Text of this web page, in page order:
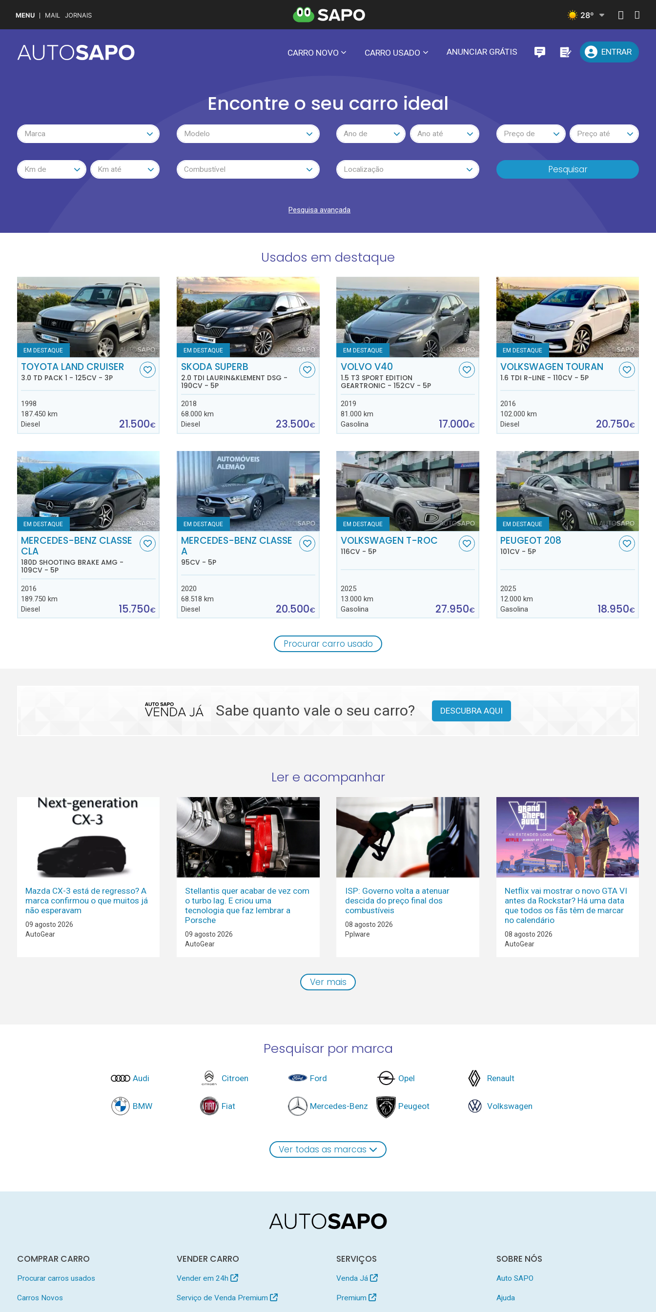
MENU MAIL JORNAIS 28º
CARRO NOVO CARRO USADO ANUNCIAR GRÁTIS ENTRAR
Encontre o seu carro ideal
Marca Modelo Ano de Ano até Preço de Preço até
Km de Km até Combustível Localização Pesquisar
Pesquisa avançada
Usados em destaque
EM DESTAQUE
TOYOTA LAND CRUISER
3.0 TD PACK 1 - 125CV - 3P
1998
187.450 km
Diesel
21.500€
EM DESTAQUE
SKODA SUPERB
2.0 TDI LAURIN&KLEMENT DSG -
190CV - 5P
2018
68.000 km
Diesel
23.500€
EM DESTAQUE
VOLVO V40
1.5 T3 SPORT EDITION
GEARTRONIC - 152CV - 5P
2019
81.000 km
Gasolina
17.000€
EM DESTAQUE
VOLKSWAGEN TOURAN
1.6 TDI R-LINE - 110CV - 5P
2016
102.000 km
Diesel
20.750€
EM DESTAQUE
MERCEDES-BENZ CLASSE
CLA
180D SHOOTING BRAKE AMG -
109CV - 5P
2016
189.750 km
Diesel
15.750€
EM DESTAQUE
MERCEDES-BENZ CLASSE
A
95CV - 5P
2020
68.518 km
Diesel
20.500€
EM DESTAQUE
VOLKSWAGEN T-ROC
116CV - 5P
2025
13.000 km
Gasolina
27.950€
EM DESTAQUE
PEUGEOT 208
101CV - 5P
2025
12.000 km
Gasolina
18.950€
Procurar carro usado
Sabe quanto vale o seu carro? DESCUBRA AQUI
Ler e acompanhar
Mazda CX-3 está de regresso? A
marca confirmou o que muitos já
não esperavam
09 agosto 2026
AutoGear
Stellantis quer acabar de vez com
o turbo lag. E criou uma
tecnologia que faz lembrar a
Porsche
09 agosto 2026
AutoGear
ISP: Governo volta a atenuar
descida do preço final dos
combustíveis
08 agosto 2026
Pplware
Netflix vai mostrar o novo GTA VI
antes da Rockstar? Há uma data
que todos os fãs têm de marcar
no calendário
08 agosto 2026
AutoGear
Ver mais
Pesquisar por marca
Audi
BMW
Citroen
Fiat
Ford
Mercedes-Benz
Opel
Peugeot
Renault
Volkswagen
Ver todas as marcas
COMPRAR CARRO
Procurar carros usados
Carros Novos
VENDER CARRO
Vender em 24h
Serviço de Venda Premium
SERVIÇOS
Venda Já
Premium
SOBRE NÓS
Auto SAPO
Ajuda